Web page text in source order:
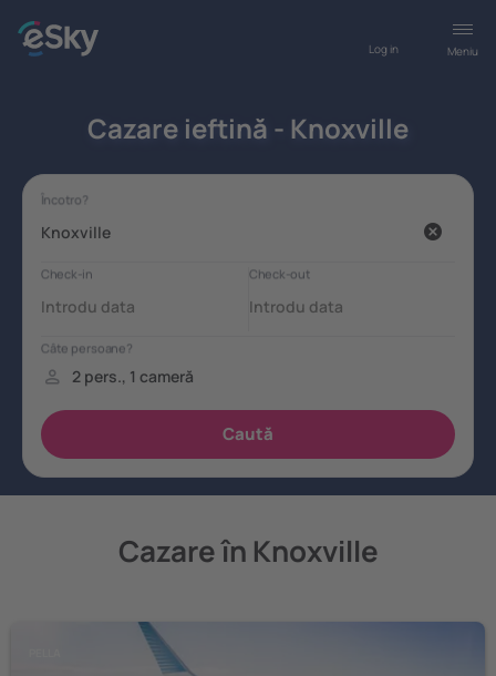
Meniu
Log in
Cazare ieftină - Knoxville
Cazare în Knoxville